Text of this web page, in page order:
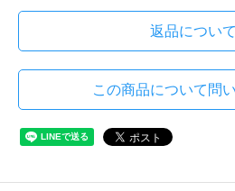
返品について
この商品について問